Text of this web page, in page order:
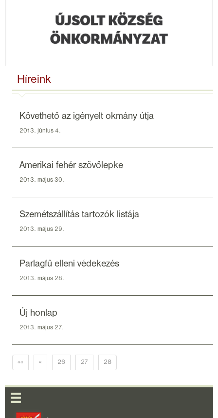
Híreink
Követhető az igényelt okmány útja
2013. június 4.
Amerikai fehér szövőlepke
2013. május 30.
Szemétszállítás tartozók listája
2013. május 29.
Parlagfű elleni védekezés
2013. május 28.
Új honlap
2013. május 27.
«« « 26 27 28